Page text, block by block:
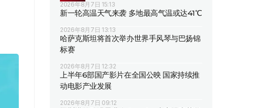
2026年8月7日 15:13
新一轮高温天气来袭 多地最高气温或达41℃
2026年8月7日 13:13
哈萨克斯坦将首次举办世界手风琴与巴扬锦
标赛
2026年8月7日 12:32
上半年6部国产影片在全国公映 国家持续推
动电影产业发展
2026年8月7日 09:12